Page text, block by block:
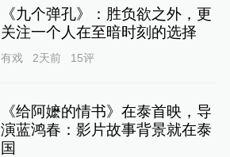
《九个弹孔》：胜负欲之外，更
关注一个人在至暗时刻的选择
有戏 2天前 15评
《给阿嬷的情书》在泰首映，导
演蓝鸿春：影片故事背景就在泰
国